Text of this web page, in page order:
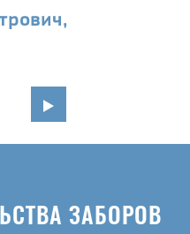
ЗАБОРОВ